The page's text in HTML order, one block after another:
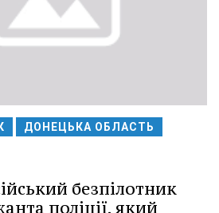
ДОНЕЦЬКА ОБЛАСТЬ
безпілотник
поліції, який